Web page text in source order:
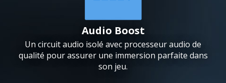
Audio Boost
Un circuit audio isolé avec processeur audio de
qualité pour assurer une immersion parfaite dans
son jeu.